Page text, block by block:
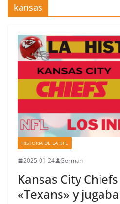
kansas
HISTORIA DE LA NFL
2025-01-24 German
Kansas City
«Texans» y